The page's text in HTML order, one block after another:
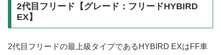
2代目フリード【グレード：フリードHYBIRD
EX】
2代目フリードの最上級タイプであるHYBIRD EXはFF車